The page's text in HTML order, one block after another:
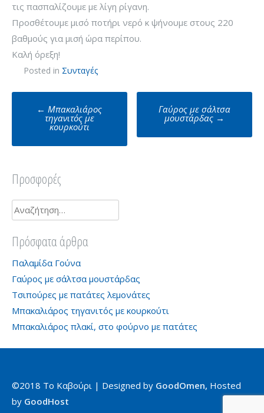
τις πασπαλίζουμε με λίγη ρίγανη.
Προσθέτουμε μισό ποτήρι νερό κ ψήνουμε στους 220
βαθμούς για μισή ώρα περίπου.
Καλή όρεξη!
Posted in Συνταγές
Post
navigation
← Μπακαλιάρος
τηγανιτός με
κουρκούτι
Γαύρος με σάλτσα
μουστάρδας →
Προσφορές
Αναζήτηση
για:
Πρόσφατα άρθρα
Παλαμίδα Γούνα
Γαύρος με σάλτσα μουστάρδας
Τσιπούρες με πατάτες λεμονάτες
Μπακαλιάρος τηγανιτός με κουρκούτι
Μπακαλιάρος πλακί, στο φούρνο με πατάτες
©2018 Το Καβούρι | Designed by GoodOmen, Hosted
by GoodHost